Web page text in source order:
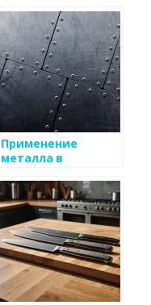
Применение
металла в
материалах